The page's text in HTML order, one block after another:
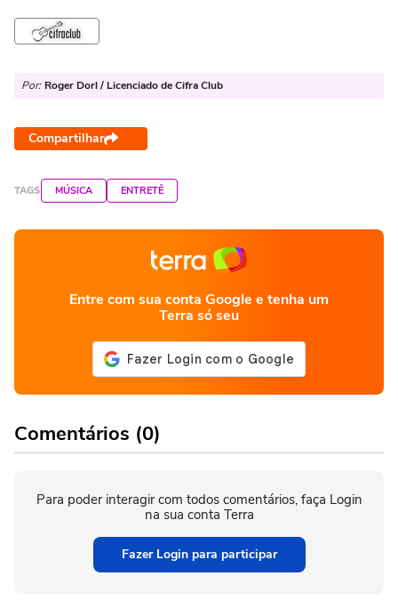
Por: Roger Dorl / Licenciado de Cifra Club
Compartilhar
TAGS MÚSICA ENTRETÊ
Entre com sua conta Google e tenha um
Terra só seu
Comentários (0)
Para poder interagir com todos comentários, faça Login
na sua conta Terra
Fazer Login para participar